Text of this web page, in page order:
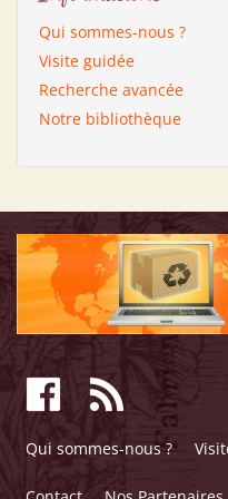
Qui sommes-nous ?
Visite guidée
Recherche avancée
Notre bibliothèque
Qui sommes-nous ?